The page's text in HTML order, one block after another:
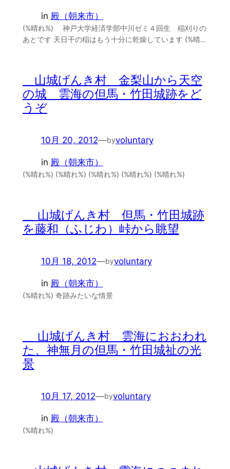
in 殿（朝来市）
(%晴れ%) 神戸大学経済学部中川ゼミ４回生 稲刈りの
あとです 天日干の稲はもう十分に乾燥しています (%晴…
＿山城げんき村 金梨山から天空
の城 雲海の但馬・竹田城跡をど
うぞ
10月 20, 2012—byvoluntary
in 殿（朝来市）
(%晴れ%) (%晴れ%) (%晴れ%) (%晴れ%) (%晴れ%)
＿ 山城げんき村 但馬・竹田城跡
を藤和（ふじわ）峠から眺望
10月 18, 2012—byvoluntary
in 殿（朝来市）
(%晴れ%) 奇跡みたいな情景
＿ 山城げんき村 雲海におおわれ
た、神無月の但馬・竹田城祉の光
景
10月 17, 2012—byvoluntary
in 殿（朝来市）
(%晴れ%)